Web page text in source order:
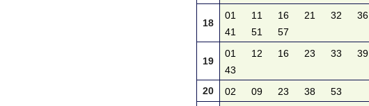
18
01 11 16 21 32
36
41
51 57
19
01 12 16 23 33
39
43
20
02 09 23 38 53